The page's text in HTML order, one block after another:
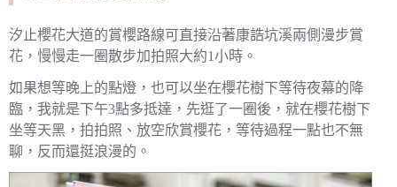
汐止櫻花大道的賞櫻路線可直接沿著康誥坑溪兩側漫步賞
花，慢慢走一圈散步加拍照大約1小時。
如果想等晚上的點燈，也可以坐在櫻花樹下等待夜幕的降
臨，我就是下午3點多抵達，先逛了一圈後，就在櫻花樹下
坐等天黑，拍拍照、放空欣賞櫻花，等待過程一點也不無
聊，反而還挺浪漫的。